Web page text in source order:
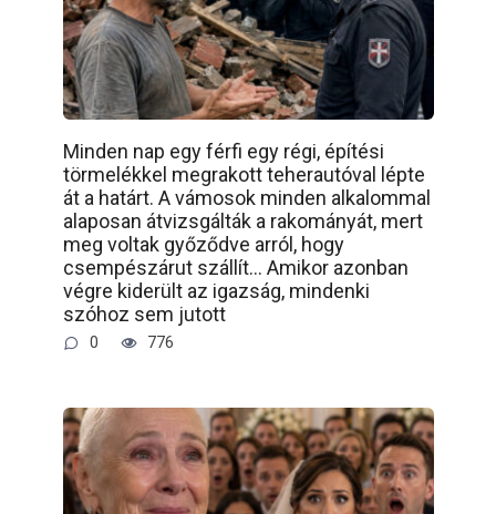
Minden nap egy férfi egy régi, építési
törmelékkel megrakott teherautóval lépte
át a határt. A vámosok minden alkalommal
alaposan átvizsgálták a rakományát, mert
meg voltak győződve arról, hogy
csempészárut szállít… Amikor azonban
végre kiderült az igazság, mindenki
szóhoz sem jutott
0 776